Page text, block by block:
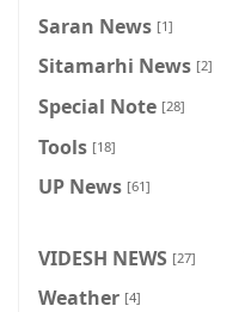
Saran News [1]
Sitamarhi News [2]
Special Note [28]
Tools [18]
UP News [61]
VIDESH NEWS [27]
Weather [4]